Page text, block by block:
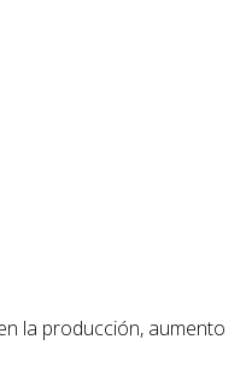
la producción, aumento